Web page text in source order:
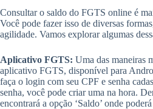
Consultar o saldo do FGTS online é
Você pode fazer isso de diversas
agilidade. Vamos explorar algumas
Aplicativo FGTS: Uma das maneiras
aplicativo FGTS, disponível para
faça o login com seu CPF e senha
senha, você pode criar uma na hora.
encontrará a opção ‘Saldo’ onde